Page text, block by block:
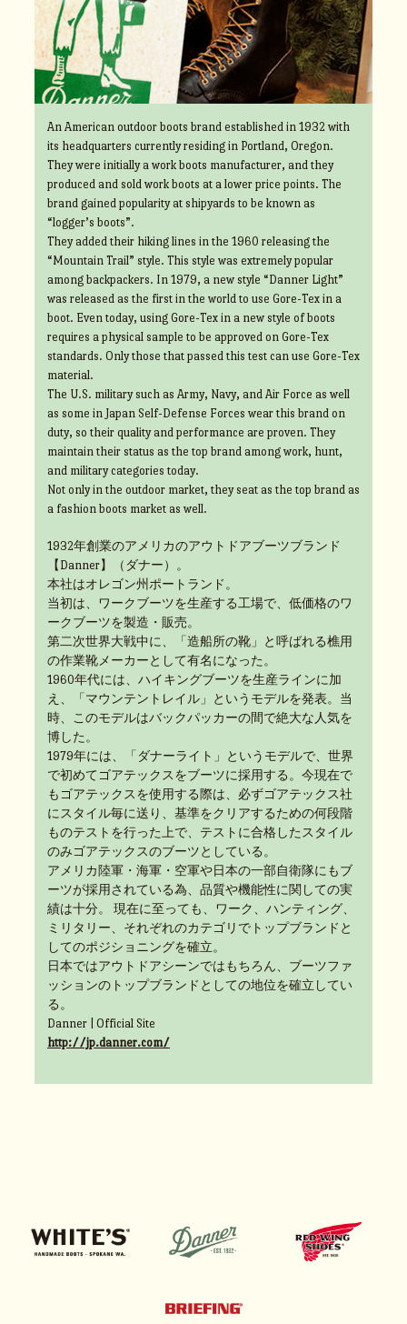
An American outdoor boots brand established in 1932 with
its headquarters currently residing in Portland, Oregon.
They were initially a work boots manufacturer, and they
produced and sold work boots at a lower price points. The
brand gained popularity at shipyards to be known as
“logger’s boots”.
They added their hiking lines in the 1960 releasing the
“Mountain Trail” style. This style was extremely popular
among backpackers. In 1979, a new style “Danner Light”
was released as the first in the world to use Gore-Tex in a
boot. Even today, using Gore-Tex in a new style of boots
requires a physical sample to be approved on Gore-Tex
standards. Only those that passed this test can use Gore-Tex
material.
The U.S. military such as Army, Navy, and Air Force as well
as some in Japan Self-Defense Forces wear this brand on
duty, so their quality and performance are proven. They
maintain their status as the top brand among work, hunt,
and military categories today.
Not only in the outdoor market, they seat as the top brand as
a fashion boots market as well.
1932年創業のアメリカのアウトドアブーツブランド
【Danner】（ダナー）。
本社はオレゴン州ポートランド。
当初は、ワークブーツを生産する工場で、低価格のワ
ークブーツを製造・販売。
第二次世界大戦中に、「造船所の靴」と呼ばれる樵用
の作業靴メーカーとして有名になった。
1960年代には、ハイキングブーツを生産ラインに加
え、「マウンテントレイル」というモデルを発表。当
時、このモデルはバックパッカーの間で絶大な人気を
博した。
1979年には、「ダナーライト」というモデルで、世界
で初めてゴアテックスをブーツに採用する。今現在で
もゴアテックスを使用する際は、必ずゴアテックス社
にスタイル毎に送り、基準をクリアするための何段階
ものテストを行った上で、テストに合格したスタイル
のみゴアテックスのブーツとしている。
アメリカ陸軍・海軍・空軍や日本の一部自衛隊にもブ
ーツが採用されている為、品質や機能性に関しての実
績は十分。 現在に至っても、ワーク、ハンティング、
ミリタリー、それぞれのカテゴリでトップブランドと
してのポジショニングを確立。
日本ではアウトドアシーンではもちろん、ブーツファ
ッションのトップブランドとしての地位を確立してい
る。
Danner | Official Site
http://jp.danner.com/